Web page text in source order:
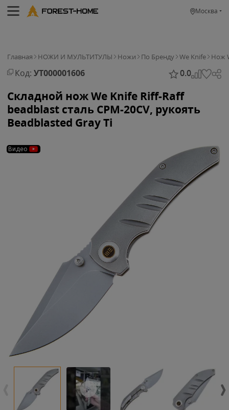
Москва
Главная НОЖИ И МУЛЬТИТУЛЫ Ножи По Бренду We Knife Нож
Код: УТ000001606 0.0
Складной нож We Knife Riff-Raff
beadblast сталь CPM-20CV, рукоять
Beadblasted Gray Ti
Видео